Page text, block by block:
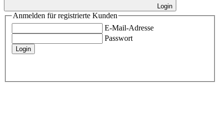
Login
Anmelden für registrierte Kunden
E-Mail-Adresse
Passwort
Login